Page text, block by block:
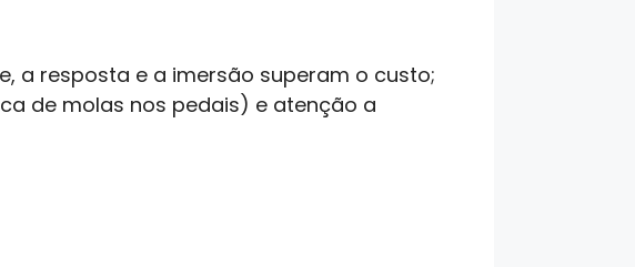
a resposta e a imersão superam o custo;
de molas nos pedais) e atenção a